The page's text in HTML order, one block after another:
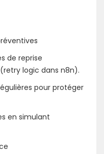
de reprise
logic dans n8n).
pour protéger
en simulant